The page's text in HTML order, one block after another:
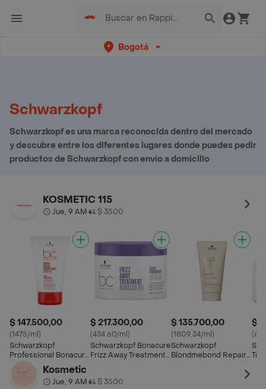
Bogotá
Schwarzkopf
Schwarzkopf es una marca reconocida dentro del mercado
y descubre entre los diferentes lugares donde puedes pedir
productos de Schwarzkopf con envío a domicilio
KOSMETIC 115
Jue, 9 AM• $ 3500
$ 147.500,00
(1475/ml)
Schwarzkopf
Professional Bonacure
Serum Puntas
Abiertas
$ 217.300,00
(434.60/ml)
Schwarzkopf Bonacure
Frizz Away Treatment
$ 135.700,00
(1809.34/ml)
Schwarzkopf
Blondmebond Repair
$
Kosmetic
Jue, 9 AM• $ 3500